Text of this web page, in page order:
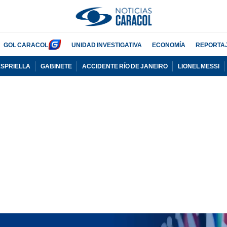
GOL CARACOL UNIDAD INVESTIGATIVA ECONOMÍA
GABINETE ACCIDENTE RÍO DE JANEIRO LIONEL MESSI